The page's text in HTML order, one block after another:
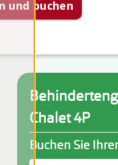
und buchen
Chalet 4P
Buchen Sie